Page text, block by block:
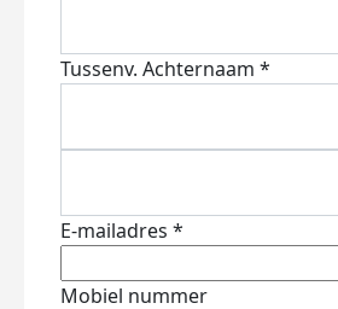
Tussenv. Achternaam *
E-mailadres *
Mobiel nummer